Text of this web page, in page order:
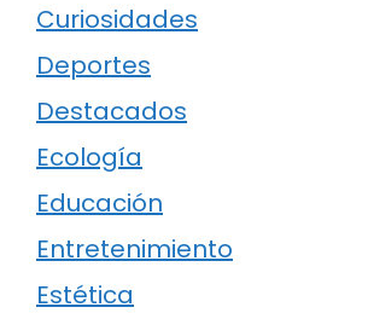
Curiosidades
Deportes
Destacados
Ecología
Educación
Entretenimiento
Estética